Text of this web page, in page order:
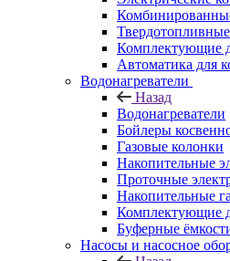
Комплектующие
Автоматика для
Водонагреватели
Назад
Водонагреватели
Бойлеры
Газовые колонки
Накопительные
Проточные
Накопительные
Комплектующие
Буферные
Насосы и насосное